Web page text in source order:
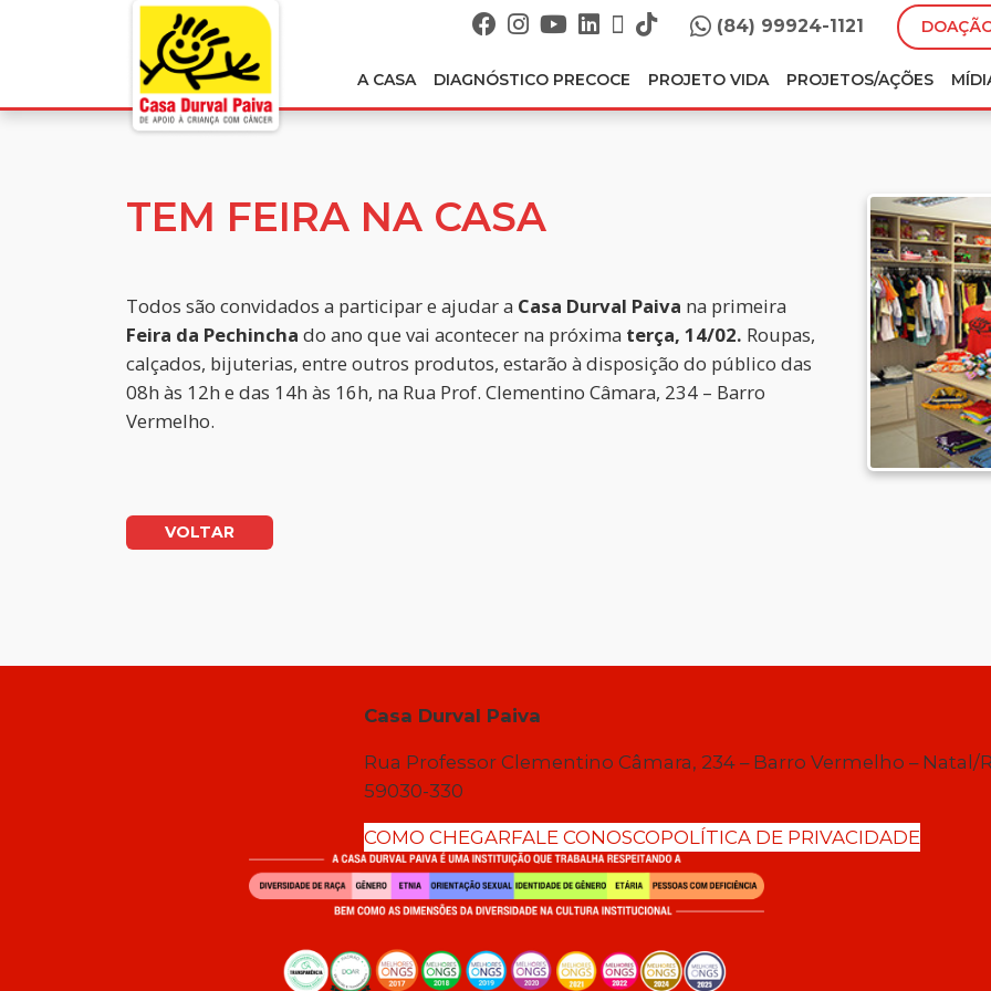
(84) 99924-1121
A CASA DIAGNÓSTICO PRECOCE PROJETO VIDA PROJETOS/AÇÕES
TEM FEIRA NA CASA
Todos são convidados a participar e ajudar a Casa Durval Paiva na primeira
Feira da Pechincha do ano que vai acontecer na próxima terça, 14/02. Roupas,
calçados, bijuterias, entre outros produtos, estarão à disposição do público das
08h às 12h e das 14h às 16h, na Rua Prof. Clementino Câmara, 234 – Barro
Vermelho.
VOLTAR
Casa Durval Paiva
Rua Professor Clementino Câmara, 234 – Barro Vermelho – Natal/
59030-330
COMO CHEGARFALE CONOSCOPOLÍTICA DE PRIVACIDADE